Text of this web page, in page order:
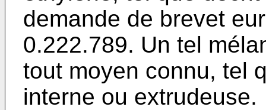
demande de brevet
0.222.789. Un tel
tout moyen connu, tel
interne ou extrudeuse.